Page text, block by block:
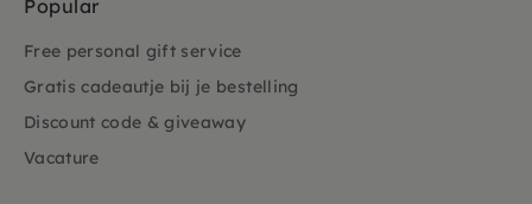
Popular
Free personal gift service
Gratis cadeautje bij je bestelling
Discount code & giveaway
Vacature